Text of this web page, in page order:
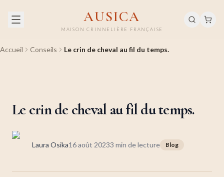
AUSICA
MAISON CRINNELIÈRE FRANÇAISE
Accueil Conseils Le crin de cheval au fil du temps.
Le crin de cheval au fil du temps.
Laura Osika16 août 20233 min de lecture Blog